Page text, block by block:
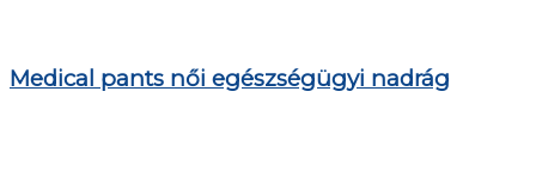
Medical pants női egészségügyi nadrág